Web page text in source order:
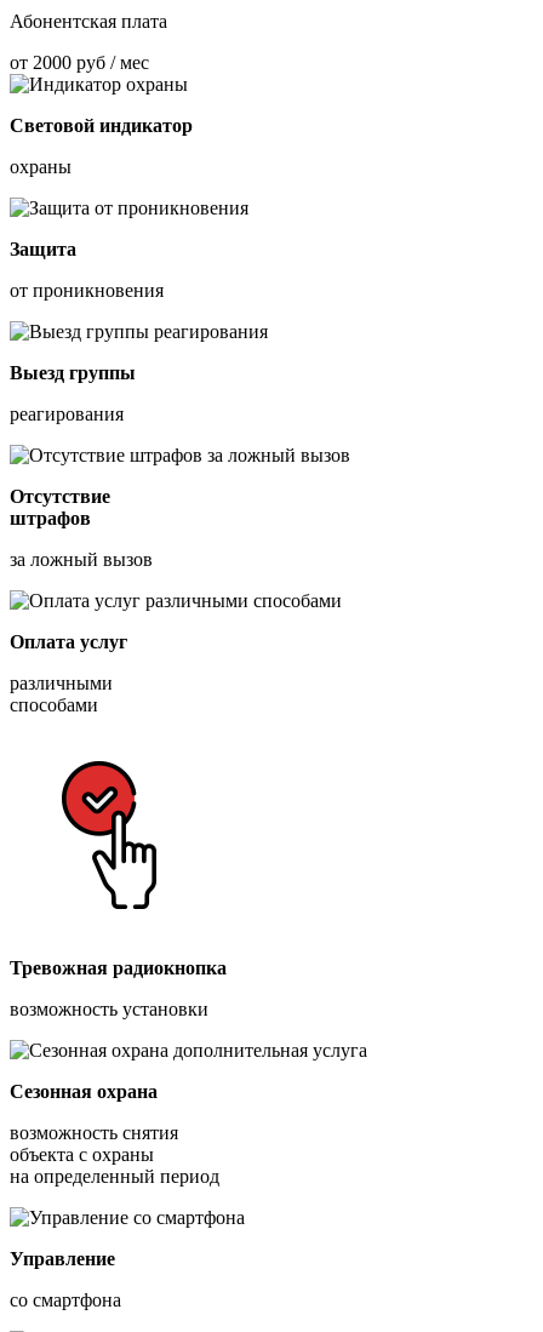
Абонентская плата
от 2000 руб / мес
Световой индикатор
охраны
Защита
от проникновения
Выезд группы
реагирования
Отсутствие
штрафов
за ложный вызов
Оплата услуг
различными
способами
Тревожная радиокнопка
возможность установки
Сезонная охрана
возможность снятия
объекта с охраны
на определенный период
Управление
со смартфона